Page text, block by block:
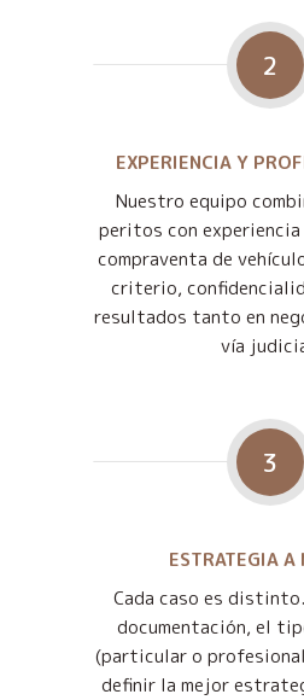
2
EXPERIENCIA Y
Nuestro equipo
peritos con
compraventa de
criterio,
resultados tanto en
vía
3
ESTRATEGIA A
Cada caso es
documentación, el
(particular o
definir la mejor